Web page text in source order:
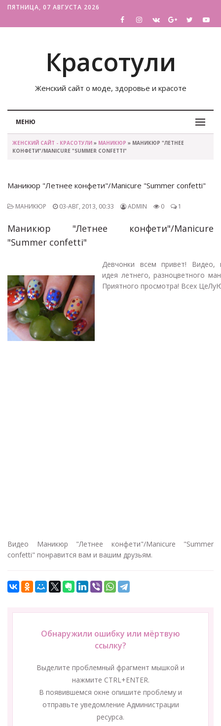
ПЯТНИЦА, 07 АВГУСТА 2026
Красотули
Женский сайт о моде, здоровье и красоте
МЕНЮ
ЖЕНСКИЙ САЙТ - КРАСОТУЛИ » МАНИКЮР » МАНИКЮР "ЛЕТНЕЕ
КОНФЕТИ"/MANICURE "SUMMER CONFETTI"
Маникюр "Летнее конфети"/Manicure "Summer confetti"
МАНИКЮР 03-АВГ, 2013, 00:33 ADMIN 0 1
Маникюр "Летнее конфети"/Manicure
"Summer confetti"
Девчонки всем привет! Видео,
идея летнего, разноцветного
Приятного просмотра! Всех
Видео Маникюр "Летнее конфети"/Manicure "Summer
confetti" понравится вам и вашим друзьям.
Обнаружили ошибку или мёртвую
ссылку?
Выделите проблемный фрагмент мышкой и
нажмите CTRL+ENTER.
В появившемся окне опишите проблему и
отправьте уведомление Администрации
ресурса.